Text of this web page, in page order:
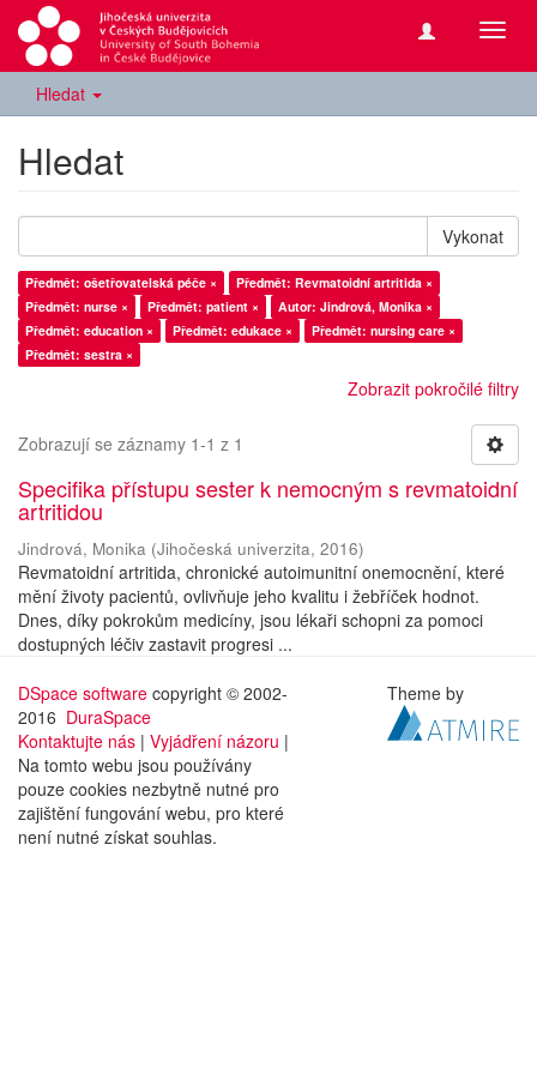
Hledat
Hledat
Vykonat
Předmět: ošetřovatelská péče ×
Předmět: Revmatoidní artritida ×
Předmět: nurse ×
Předmět: patient ×
Autor: Jindrová, Monika ×
Předmět: education ×
Předmět: edukace ×
Předmět: nursing care ×
Předmět: sestra ×
Zobrazit pokročilé filtry
Zobrazují se záznamy 1-1 z 1
Specifika přístupu sester k nemocným s revmatoidní
artritidou
Jindrová, Monika (Jihočeská univerzita, 2016)
Revmatoidní artritida, chronické autoimunitní onemocnění, které
mění životy pacientů, ovlivňuje jeho kvalitu i žebříček hodnot.
Dnes, díky pokrokům medicíny, jsou lékaři schopni za pomoci
dostupných léčiv zastavit progresi ...
DSpace software copyright © 2002-
2016 DuraSpace
Kontaktujte nás | Vyjádření názoru |
Na tomto webu jsou používány
pouze cookies nezbytně nutné pro
zajištění fungování webu, pro které
není nutné získat souhlas.
Theme by